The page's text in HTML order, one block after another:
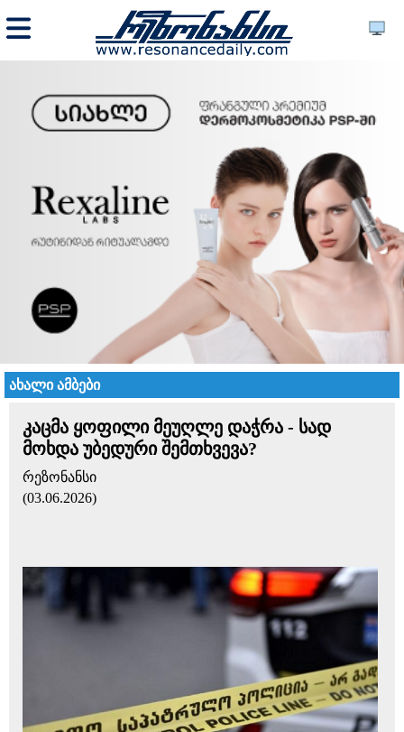
ახალი ამბები
კაცმა ყოფილი მეუღლე დაჭრა - სად
მოხდა უბედური შემთხვევა?
რეზონანსი
(03.06.2026)